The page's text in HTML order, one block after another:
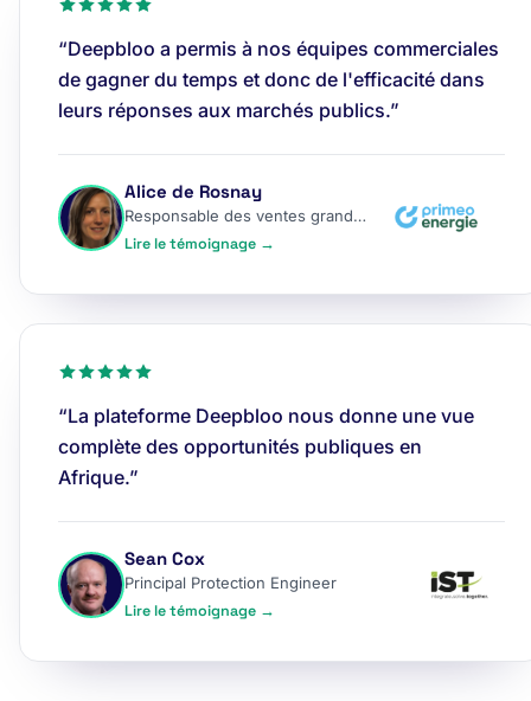
“Deepbloo a permis à nos équipes commerciales
de gagner du temps et donc de l'efficacité dans
leurs réponses aux marchés publics.”
Alice de Rosnay
Responsable des ventes grands comptes
Lire le témoignage →
“La plateforme Deepbloo nous donne une vue
complète des opportunités publiques en
Afrique.”
Sean Cox
Principal Protection Engineer
Lire le témoignage →